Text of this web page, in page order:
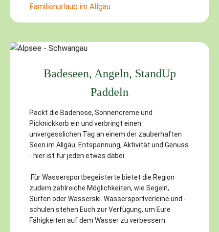
Familienurlaub im Allgäu.
Badeseen, Angeln, StandUp
Paddeln
Packt die Badehose, Sonnencreme und
Picknickkorb ein und verbringt einen
unvergesslichen Tag an einem der zauberhaften
Seen im Allgäu. Entspannung, Aktivität und Genuss
- hier ist für jeden etwas dabei
Für Wassersportbegeisterte bietet die Region
zudem zahlreiche Möglichkeiten, wie Segeln,
Surfen oder Wasserski. Wassersportverleihe und -
schulen stehen Euch zur Verfügung, um Eure
Fähigkeiten auf dem Wasser zu verbessern.